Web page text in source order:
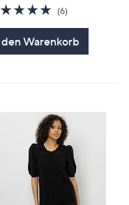
5.0
von
(6)6
den Warenkorb